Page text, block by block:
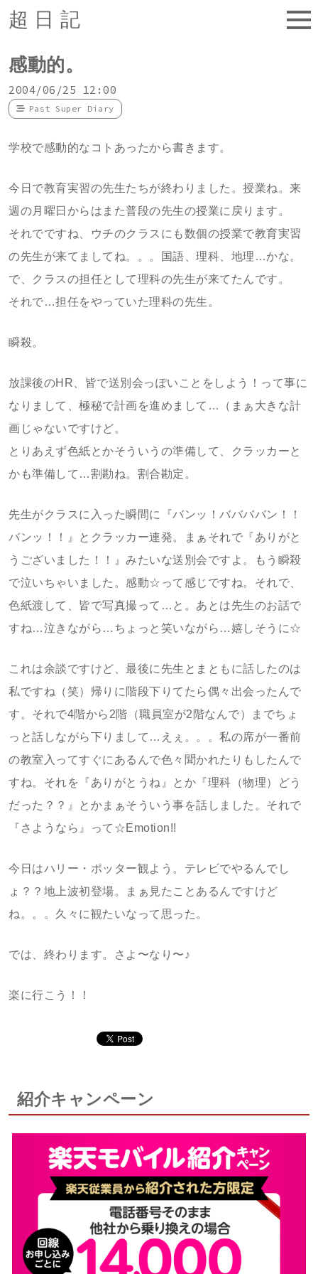
超日記
感動的。
2004/06/25 12:00
Past Super Diary
学校で感動的なコトあったから書きます。
今日で教育実習の先生たちが終わりました。授業ね。来
週の月曜日からはまた普段の先生の授業に戻ります。
それでですね、ウチのクラスにも数個の授業で教育実習
の先生が来てましてね。。。国語、理科、地理…かな。
で、クラスの担任として理科の先生が来てたんです。
それで…担任をやっていた理科の先生。
瞬殺。
放課後のHR、皆で送別会っぽいことをしよう！って事に
なりまして、極秘で計画を進めまして…（まぁ大きな計
画じゃないですけど。
とりあえず色紙とかそういうの準備して、クラッカーと
かも準備して…割勘ね。割合勘定。
先生がクラスに入った瞬間に『バンッ！ババババン！！
バンッ！！』とクラッカー連発。まぁそれで『ありがと
うございました！！』みたいな送別会ですよ。もう瞬殺
で泣いちゃいました。感動☆って感じですね。それで、
色紙渡して、皆で写真撮って…と。あとは先生のお話で
すね…泣きながら…ちょっと笑いながら…嬉しそうに☆
これは余談ですけど、最後に先生とまともに話したのは
私ですね（笑）帰りに階段下りてたら偶々出会ったんで
す。それで4階から2階（職員室が2階なんで）までちょ
っと話しながら下りまして…えぇ。。。私の席が一番前
の教室入ってすぐにあるんで色々聞かれたりもしたんで
すね。それを『ありがとうね』とか『理科（物理）どう
だった？？』とかまぁそういう事を話しました。それで
『さようなら』って☆Emotion!!
今日はハリー・ポッター観よう。テレビでやるんでし
ょ？？地上波初登場。まぁ見たことあるんですけど
ね。。。久々に観たいなって思った。
では、終わります。さよ〜なり〜♪
楽に行こう！！
紹介キャンペーン